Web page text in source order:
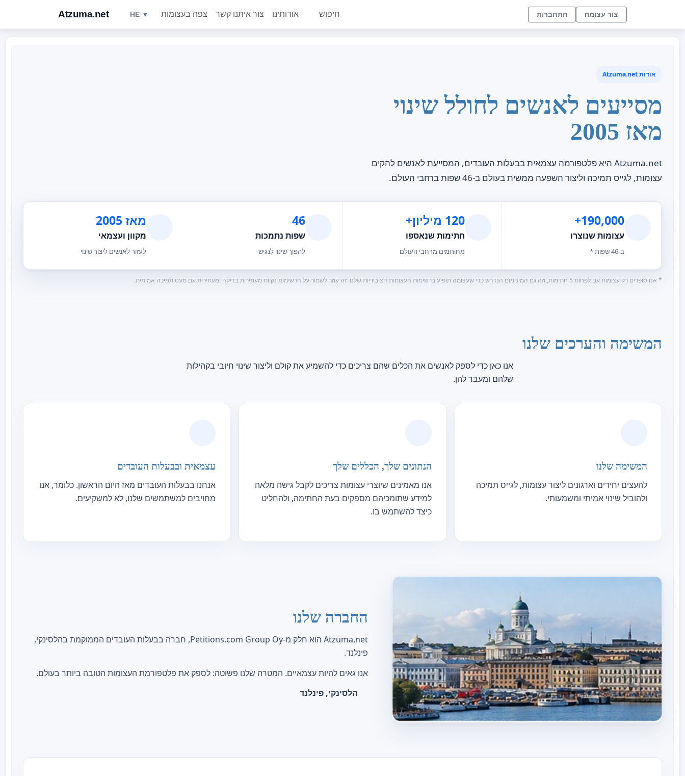
Atzuma.net HE ▼ צפה בעצומות צור איתנו קשר אודותינו חיפוש התחברות צור עצומה
אודות Atzuma.net
מסייעים לאנשים לחולל שינוי
מאז 2005
Atzuma.net היא פלטפורמה עצמאית בבעלות העובדים, המסייעת לאנשים להקים
עצומות, לגייס תמיכה וליצור השפעה ממשית בעולם ב-46 שפות ברחבי העולם.
190,000+
עצומות שנוצרו
ב-46 שפות *
120 מיליון+
חתימות שנאספו
מחותמים מרחבי העולם
46
שפות נתמכות
להפוך שינוי לנגיש
מאז 2005
מקוון ועצמאי
לעזור לאנשים ליצור שינוי
* אנו סופרים רק עצומות עם לפחות 5 חתימות, וזה גם המינימום הנדרש כדי שעצומה תופיע ברשימות העצומות הציבוריות שלנו. זה עוזר לשמור על הרשימות נקיות מעתירות בדיקה ומעתירות עם מעט תמיכה אמיתית.
המשימה והערכים שלנו
אנו כאן כדי לספק לאנשים את הכלים שהם צריכים כדי להשמיע את קולם וליצור שינוי חיובי בקהילות
שלהם ומעבר להן.
המשימה שלנו
להעצים יחידים וארגונים ליצור עצומות, לגייס תמיכה
ולהוביל שינוי אמיתי ומשמעותי.
הנתונים שלך, הכללים שלך
אנו מאמינים שיוצרי עצומות צריכים לקבל גישה מלאה
למידע שתומכיהם מספקים בעת החתימה, ולהחליט
כיצד להשתמש בו.
עצמאית ובבעלות העובדים
אנחנו בבעלות העובדים מאז היום הראשון. כלומר, אנו
מחויבים למשתמשים שלנו, לא למשקיעים.
החברה שלנו
Atzuma.net הוא חלק מ-Petitions.com Group Oy, חברה בבעלות העובדים הממוקמת בהלסינקי,
פינלנד.
אנו גאים להיות עצמאיים. המטרה שלנו פשוטה: לספק את פלטפורמת העצומות הטובה ביותר בעולם.
הלסינקי, פינלנד